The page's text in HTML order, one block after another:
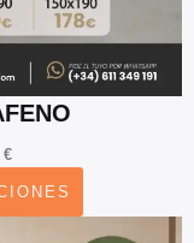
€Price
99,00 €